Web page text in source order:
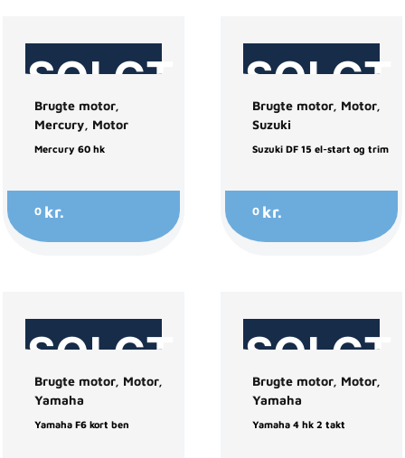
SOLGT
Brugte motor,
Mercury, Motor
Mercury 60 hk
0 kr.
SOLGT
Brugte motor, Motor,
Suzuki
Suzuki DF 15 el-start og trim
0 kr.
SOLGT
Brugte motor, Motor,
Yamaha
Yamaha F6 kort ben
SOLGT
Brugte motor, Motor,
Yamaha
Yamaha 4 hk 2 takt